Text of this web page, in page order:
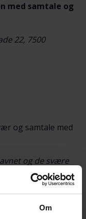
Om
med samtale og
22, 7500
og samtale med
og de svære
deltagerne.